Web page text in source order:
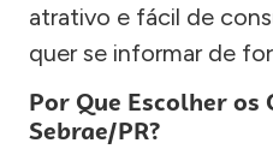
atrativo e fácil de
quer se informar de
Por Que Escolher os
Sebrae/PR?